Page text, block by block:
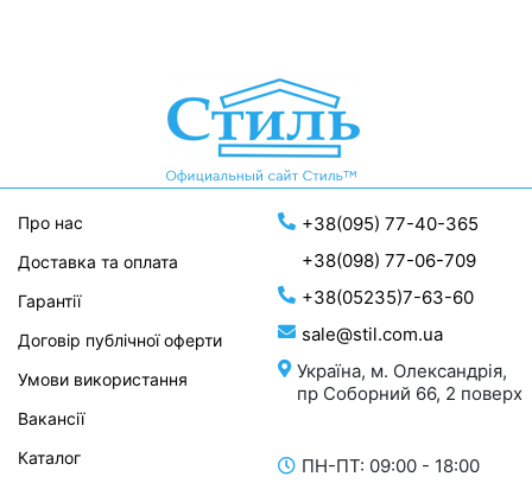
+38(095) 77-40-365
+38(098) 77-06-709
+38(05235)7-63-60
sale@stil.com.ua
Україна, м. Олександрія,
пр Соборний 66, 2 поверх
ПН-ПТ: 09:00 - 18:00
Про нас
Доставка та оплата
Гарантії
Договір публічної оферти
Умови використання
Вакансії
Каталог